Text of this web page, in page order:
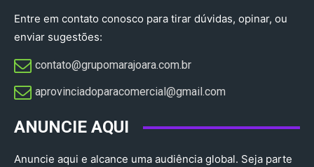
Entre em contato conosco para tirar dúvidas, opinar, ou
enviar sugestões:
contato@grupomarajoara.com.br
aprovinciadoparacomercial@gmail.com​
ANUNCIE AQUI
Anuncie aqui e alcance uma audiência global. Seja parte